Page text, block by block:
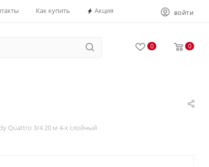
Как купить Акция ВОЙТИ
0 0
Quattro 3/4 20 м 4-х слойный